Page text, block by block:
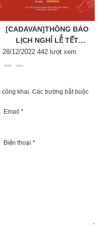
[CADAVAN]THÔNG BÁO
LỊCH NGHỈ LỄ TẾT
DƯƠNG LỊCH 2023
Posted
28/12/2022 442 lượt xem
khai. Các trường bắt buộc
Email *
Điện thoại *